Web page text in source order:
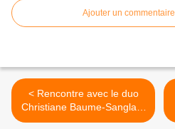
Ajouter un commentaire
< Rencontre avec le duo
Christiane Baume-Sanglard
et Dana Ciocarlie aux